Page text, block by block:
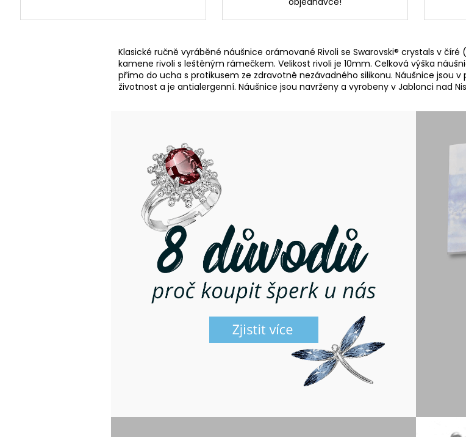
Klasické ručně vyráběné náušnice orámované Rivoli se Swarovski® crystals v
kamene rivoli s leštěným rámečkem. Velikost rivoli je 10mm. Celková výška
přímo do ucha s protikusem ze zdravotně nezávadného silikonu. Náušnice jsou
životnost a je antialergenní. Náušnice jsou navrženy a vyrobeny v Jablonci nad